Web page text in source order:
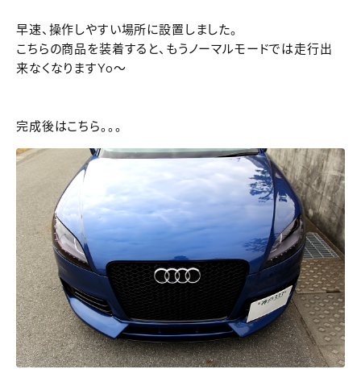
早速、操作しやすい場所に設置しました。
こちらの商品を装着すると、もうノーマルモードでは走行出
来なくなりますYo～
完成後はこちら。。。